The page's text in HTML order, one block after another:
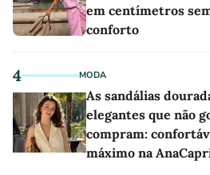
em centímetros
conforto
4 MODA
As sandálias
elegantes que não
compram:
máximo na